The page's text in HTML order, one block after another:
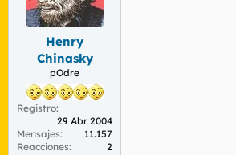
Henry
Chinasky
pOdre
Registro
29 Abr 2004
Mensajes
11.157
Reacciones
2